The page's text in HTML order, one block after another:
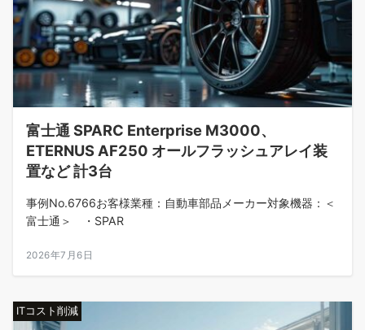
富士通 SPARC Enterprise M3000、
ETERNUS AF250 オールフラッシュアレイ装
置など 計3台
事例No.6766お客様業種：自動車部品メーカー対象機器：＜
富士通＞ ・SPAR
2026年7月6日
ITコスト削減